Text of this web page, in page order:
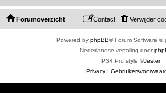
Forumoverzicht Verwijder
Contact
Powered by phpBB® Forum Software ©
Nederlandse vertaling door
PS4 Pro style ©Jester
Privacy |